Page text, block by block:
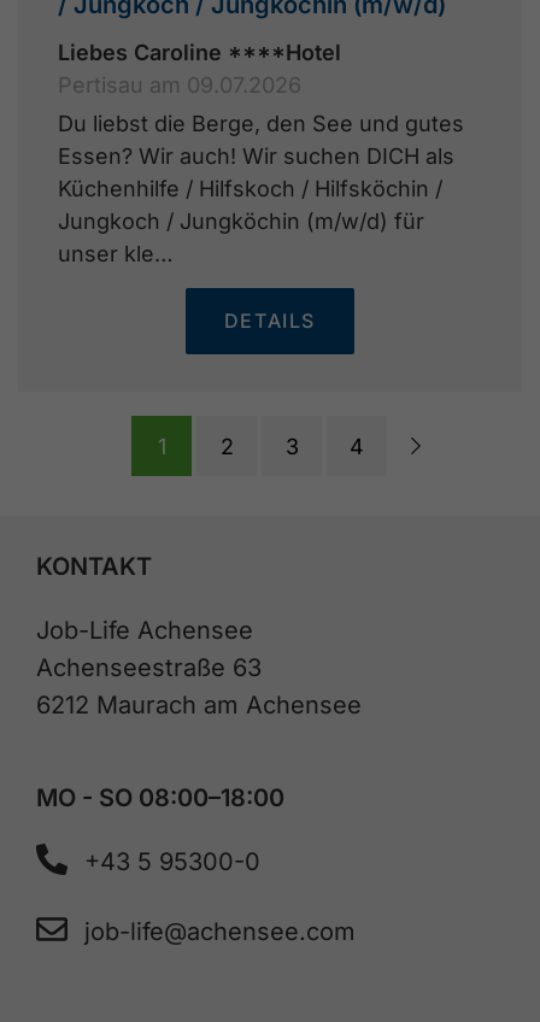
Liebes Caroline ****Hotel
Pertisau am 09.07.2026
Du liebst die Berge, den See und gutes
Essen? Wir auch! Wir suchen DICH als
Küchenhilfe / Hilfskoch / Hilfsköchin /
Jungkoch / Jungköchin (m/w/d) für
unser kle…
DETAILS
1 2 3 4
KONTAKT
Job-Life Achensee
Achenseestraße 63
6212 Maurach am Achensee
MO - SO 08:00–18:00
+43 5 95300-0
job-life@achensee.com